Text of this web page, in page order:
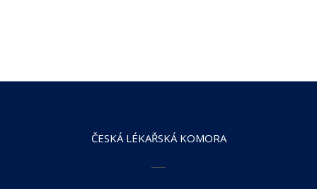
ČESKÁ LÉKAŘSKÁ KOMORA